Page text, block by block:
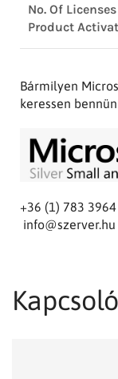
No. Of
Product
Bármilyen
keressen
+36 (1) 783
info@szerver.hu